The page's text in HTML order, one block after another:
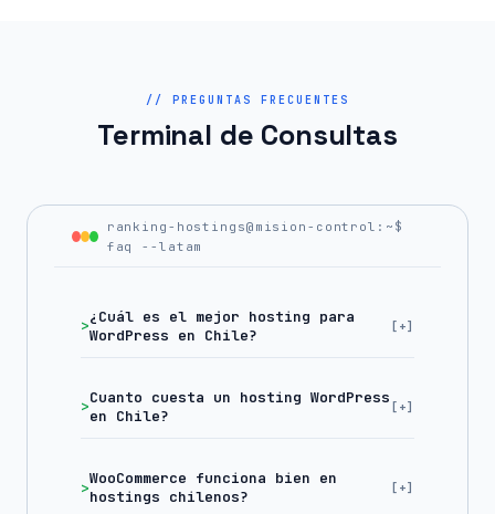
// PREGUNTAS FRECUENTES
Terminal de Consultas
ranking-hostings@mision-control:~$
faq --latam
¿Cuál es el mejor hosting para
WordPress en Chile?
Cuanto cuesta un hosting WordPress
en Chile?
WooCommerce funciona bien en
hostings chilenos?